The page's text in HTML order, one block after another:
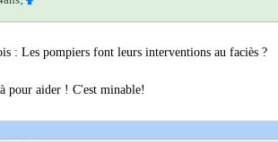
: Les pompiers font leurs interventions au faciès ?
pour aider ! C'est minable!